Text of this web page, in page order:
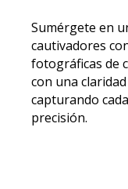
Sumérgete en
cautivadores
fotográficas de
con una
capturando
precisión.